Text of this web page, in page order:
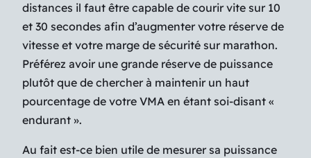
distances il faut être capable de courir vite sur 10
et 30 secondes afin d’augmenter votre réserve de
vitesse et votre marge de sécurité sur marathon.
Préférez avoir une grande réserve de puissance
plutôt que de chercher à maintenir un haut
pourcentage de votre VMA en étant soi-disant «
endurant ».
Au fait est-ce bien utile de mesurer sa puissance